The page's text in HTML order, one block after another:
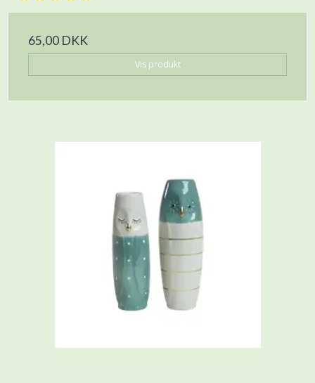
65,00 DKK
Vis produkt